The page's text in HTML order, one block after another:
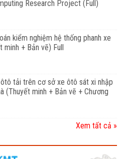
Research Project (Full)
kiểm nghiệm hệ thống phanh xe
minh + Bản vẽ) Full
tải trên cơ sở xe ôtô sát xi nhập
(Thuyết minh + Bản vẽ + Chương
Xem tất cả »